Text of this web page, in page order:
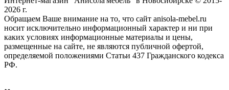
2026 г.
Обращаем Ваше внимание на то, что сайт anisola-mebel.ru
носит исключительно информационный характер и ни при
каких условиях информационные материалы и цены,
размещенные на сайте, не являются публичной офертой,
определяемой положениями Статьи 437 Гражданского кодекса
РФ.